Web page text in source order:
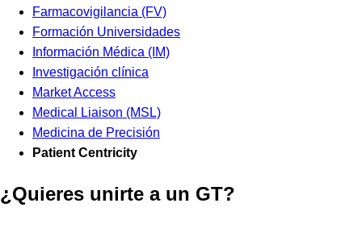
Farmacovigilancia (FV)
Formación Universidades
Información Médica (IM)
Investigación clínica
Market Access
Medical Liaison (MSL)
Medicina de Precisión
Patient Centricity
¿Quieres unirte a un GT?